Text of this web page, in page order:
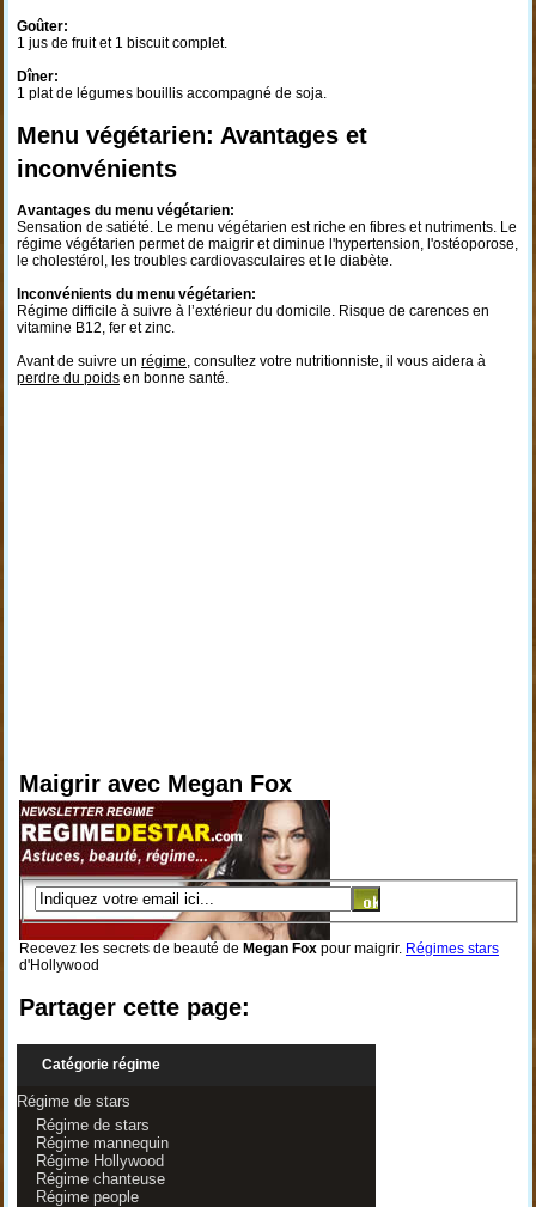
Goûter:
1 jus de fruit et 1 biscuit complet.
Dîner:
1 plat de légumes bouillis accompagné de soja.
Menu végétarien: Avantages et
inconvénients
Avantages du menu végétarien:
Sensation de satiété. Le menu végétarien est riche en fibres et nutriments. Le
régime végétarien permet de maigrir et diminue l'hypertension, l'ostéoporose,
le cholestérol, les troubles cardiovasculaires et le diabète.
Inconvénients du menu végétarien:
Régime difficile à suivre à l’extérieur du domicile. Risque de carences en
vitamine B12, fer et zinc.
Avant de suivre un régime, consultez votre nutritionniste, il vous aidera à
perdre du poidsen bonne santé.
Maigrir avec Megan Fox
Recevez les secrets de beauté de Megan Foxpour maigrir. Régimes stars
d'Hollywood
Partager cette page:
Catégorie régime
Régime de stars
Régime de stars
Régime mannequin
Régime Hollywood
Régime chanteuse
Régime people